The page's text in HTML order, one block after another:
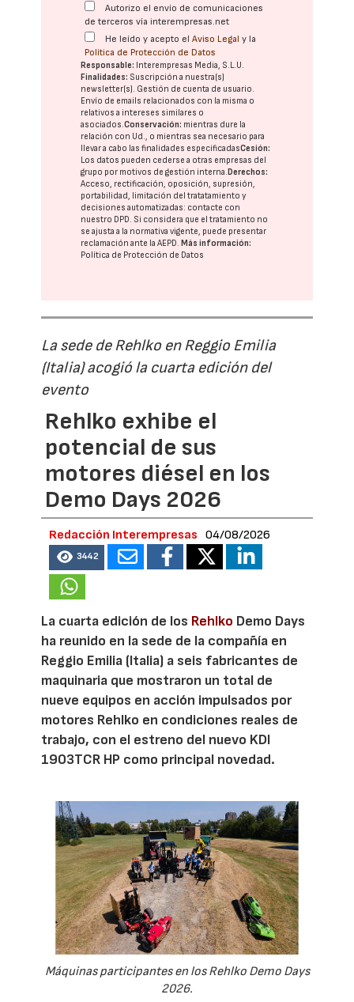
Autorizo el envío de comunicaciones
de terceros vía interempresas.net
He leído y acepto elAviso Legal y la
Política de Protección de Datos
Responsable: Interempresas Media, S.L.U.
Finalidades: Suscripción a nuestra(s)
newsletter(s). Gestión de cuenta de usuario.
Envío de emails relacionados con la misma o
relativos a intereses similares o
asociados.Conservación: mientras dure la
relación con Ud., o mientras sea necesario para
llevar a cabo las finalidades especificadasCesión:
Los datos pueden cederse a otras empresas del
grupo por motivos de gestión interna. Derechos:
Acceso, rectificación, oposición, supresión,
portabilidad, limitación del tratatamiento y
decisiones automatizadas: contacte con
nuestro DPD. Si considera que el tratamiento no
se ajusta a la normativa vigente, puede presentar
reclamación ante laAEPD. Más información:
Política de Protección de Datos
La sede de Rehlko en Reggio Emilia
(Italia) acogió la cuarta edición del
evento
Rehlko exhibe el
potencial de sus
motores diésel en los
Demo Days 2026
Redacción Interempresas 04/08/2026
3442
La cuarta edición de los Rehlko Demo Days
ha reunido en la sede de la compañía en
Reggio Emilia (Italia) a seis fabricantes de
maquinaria que mostraron un total de
nueve equipos en acción impulsados por
motores Rehlko en condiciones reales de
trabajo, con el estreno del nuevo KDI
1903TCR HP como principal novedad.
Máquinas participantes en los Rehlko Demo Days
2026.